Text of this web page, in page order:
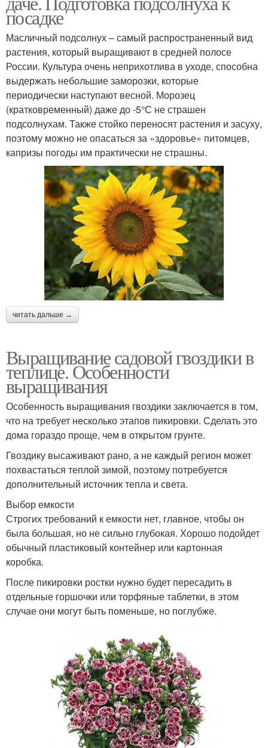
посадке
Масличный подсолнух – самый распространенный вид
растения, который выращивают в средней полосе
России. Культура очень неприхотлива в уходе, способна
выдержать небольшие заморозки, которые
периодически наступают весной. Морозец
(кратковременный) даже до -5°С не страшен
подсолнухам. Также стойко переносят растения и засуху,
поэтому можно не опасаться за «здоровье» питомцев,
капризы погоды им практически не страшны.
читать дальше →
Выращивание садовой гвоздики в
теплице. Особенности
выращивания
Особенность выращивания гвоздики заключается в том,
что на требует несколько этапов пикировки. Сделать это
дома гораздо проще, чем в открытом грунте.
Гвоздику высаживают рано, а не каждый регион может
похвастаться теплой зимой, поэтому потребуется
дополнительный источник тепла и света.
Выбор емкости
Строгих требований к емкости нет, главное, чтобы он
была большая, но не сильно глубокая. Хорошо подойдет
обычный пластиковый контейнер или картонная
коробка.
После пикировки ростки нужно будет пересадить в
отдельные горшочки или торфяные таблетки, в этом
случае они могут быть поменьше, но поглубже.